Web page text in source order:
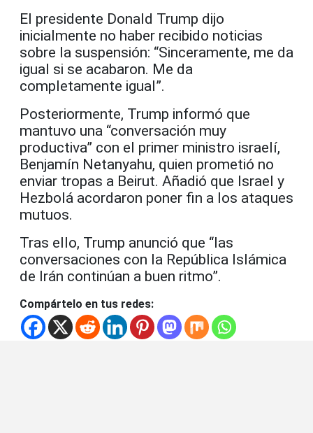
El presidente Donald Trump dijo
inicialmente no haber recibido noticias
sobre la suspensión: “Sinceramente, me da
igual si se acabaron. Me da
completamente igual”.
Posteriormente, Trump informó que
mantuvo una “conversación muy
productiva” con el primer ministro israelí,
Benjamín Netanyahu, quien prometió no
enviar tropas a Beirut. Añadió que Israel y
Hezbolá acordaron poner fin a los ataques
mutuos.
Tras ello, Trump anunció que “las
conversaciones con la República Islámica
de Irán continúan a buen ritmo”.
Compártelo en tus redes: